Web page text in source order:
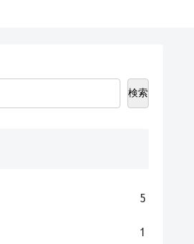
検索
5
1